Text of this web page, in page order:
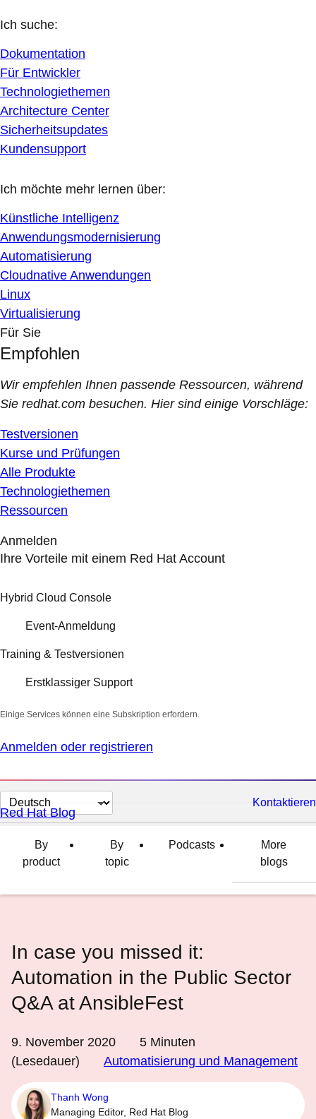
Ich suche:
Dokumentation
Für Entwickler
Technologiethemen
Architecture Center
Sicherheitsupdates
Kundensupport
Ich möchte mehr lernen über:
Künstliche Intelligenz
Anwendungsmodernisierung
Automatisierung
Cloudnative Anwendungen
Linux
Virtualisierung
Für Sie
Empfohlen
Wir empfehlen Ihnen passende Ressourcen, während
Sie redhat.com besuchen. Hier sind einige Vorschläge:
Testversionen
Kurse und Prüfungen
Alle Produkte
Technologiethemen
Ressourcen
Anmelden
Ihre Vorteile mit einem Red Hat Account
Hybrid Cloud Console
Event-Anmeldung
Training & Testversionen
Erstklassiger Support
Einige Services können eine Subskription erfordern.
Anmelden oder registrieren
Sprache
auswählen
Kontaktieren
Red Hat Blog
By
product
By
topic
Podcasts
More
blogs
In case you missed it:
Automation in the Public Sector
Q&A at AnsibleFest
9. November 2020 5 Minuten
(Lesedauer)
Automatisierung und Management
Thanh Wong
Managing Editor, Red Hat Blog